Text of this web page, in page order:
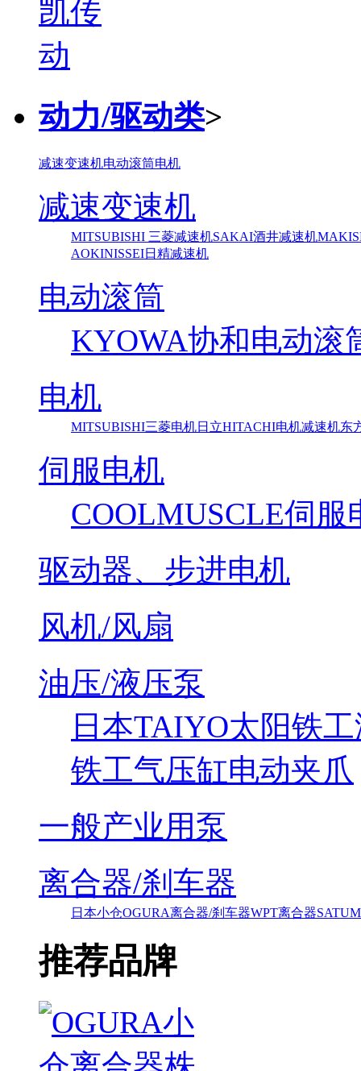
动力/驱动类>
减速变速机电动滚筒电机
减速变速机
MITSUBISHI 三菱减速机SAKAI酒井减速机
AOKINISSEI日精减速机
电动滚筒
KYOWA协和电动滚
电机
MITSUBISHI三菱电机日立HITACHI电机减速机东
伺服电机
COOLMUSCLE伺服
驱动器、步进电机
风机/风扇
油压/液压泵
日本TAIYO太阳铁
铁工气压缸电动夹爪
一般产业用泵
离合器/刹车器
日本小仓OGURA离合器/刹车器WPT离合器
推荐品牌